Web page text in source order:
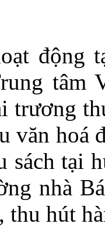
động
tâm
trương
văn hoá
sách tại
nhà
thu hút